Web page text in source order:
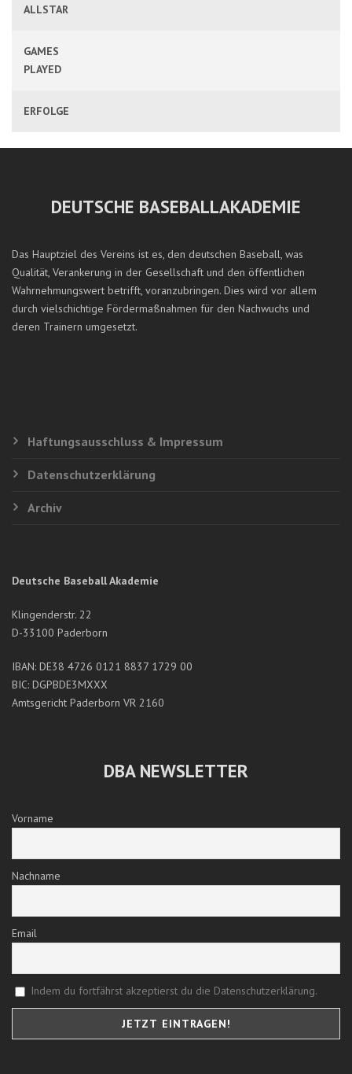
ALLSTAR
GAMES
PLAYED
ERFOLGE
DEUTSCHE BASEBALLAKADEMIE
Das Hauptziel des Vereins ist es, den deutschen Baseball, was
Qualität, Verankerung in der Gesellschaft und den öffentlichen
Wahrnehmungswert betrifft, voranzubringen. Dies wird vor allem
durch vielschichtige Fördermaßnahmen für den Nachwuchs und
deren Trainern umgesetzt.
Haftungsausschluss & Impressum
Datenschutzerklärung
Archiv
Deutsche Baseball Akademie
Klingenderstr. 22
D-33100 Paderborn
IBAN: DE38 4726 0121 8837 1729 00
BIC: DGPBDE3MXXX
Amtsgericht Paderborn VR 2160
DBA NEWSLETTER
Vorname
Nachname
Email
Indem du fortfährst akzeptierst du die Datenschutzerklärung.